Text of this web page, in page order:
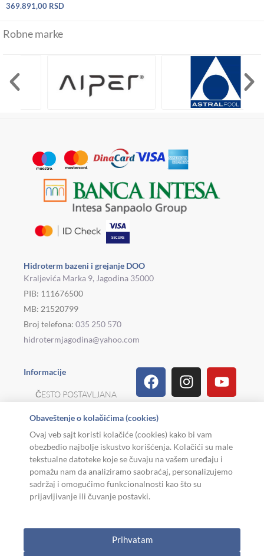
369.891,00 RSD
Robne marke
Hidroterm bazeni i grejanje DOO
Kraljevića Marka 9, Jagodina 35000
PIB: 111676500
MB: 21520799
Broj telefona: 035 250 570
hidrotermjagodina@yahoo.com
Informacije
ČESTO POSTAVLJANA
REKLAMACIJE I
POVRAT ROBE
USLOVI KORIŠĆENJA
FacebookInstagram
Linkedin
Viber
TiktokPinterest
Copyright © 2026. Hidroterm Jagodina
Obaveštenje o kolačićima (cookies)
Ovaj veb sajt koristi kolačiće (cookies) kako bi vam
obezbedio najbolje iskustvo korišćenja. Kolačići su male
tekstualne datoteke koje se čuvaju na vašem uređaju i
pomažu nam da analiziramo saobraćaj, personalizujemo
sadržaj i omogućimo funkcionalnosti kao što su
prijavljivanje ili čuvanje postavki.
Prihvatam